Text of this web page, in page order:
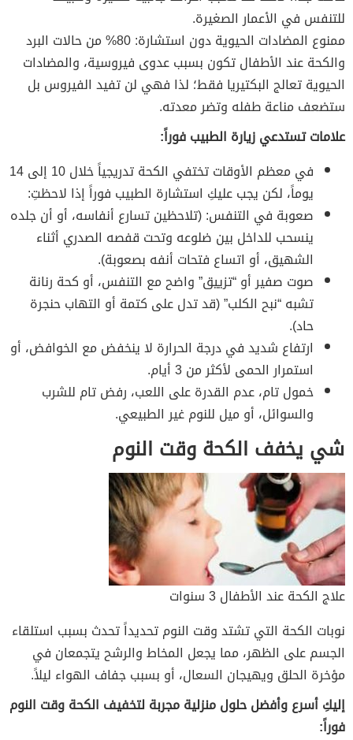
للتنفس في الأعمار الصغيرة.
ممنوع المضادات الحيوية دون استشارة: 80% من حالات البرد
والكحة عند الأطفال تكون بسبب عدوى فيروسية، والمضادات
الحيوية تعالج البكتيريا فقط؛ لذا فهي لن تفيد الفيروس بل
ستضعف مناعة طفله وتضر معدته.
علامات تستدعي زيارة الطبيب فوراً:
في معظم الأوقات تختفي الكحة تدريجياً خلال 10 إلى 14
يوماً، لكن يجب عليكِ استشارة الطبيب فوراً إذا لاحظتِ:
صعوبة في التنفس: (تلاحظين تسارع أنفاسه، أو أن جلده
ينسحب للداخل بين ضلوعه وتحت قفصه الصدري أثناء
الشهيق، أو اتساع فتحات أنفه بصعوبة).
صوت صفير أو “تزييق” واضح مع التنفس، أو كحة رنانة
تشبه “نبح الكلب” (قد تدل على كتمة أو التهاب حنجرة
حاد).
ارتفاع شديد في درجة الحرارة لا ينخفض مع الخوافض، أو
استمرار الحمى لأكثر من 3 أيام.
خمول تام، عدم القدرة على اللعب، رفض تام للشرب
والسوائل، أو ميل للنوم غير الطبيعي.
شي يخفف الكحة وقت النوم
علاج الكحة عند الأطفال 3 سنوات
نوبات الكحة التي تشتد وقت النوم تحديداً تحدث بسبب استلقاء
الجسم على الظهر، مما يجعل المخاط والرشح يتجمعان في
مؤخرة الحلق ويهيجان السعال، أو بسبب جفاف الهواء ليلاً.
إليكِ أسرع وأفضل حلول منزلية مجربة لتخفيف الكحة وقت النوم
فوراً: